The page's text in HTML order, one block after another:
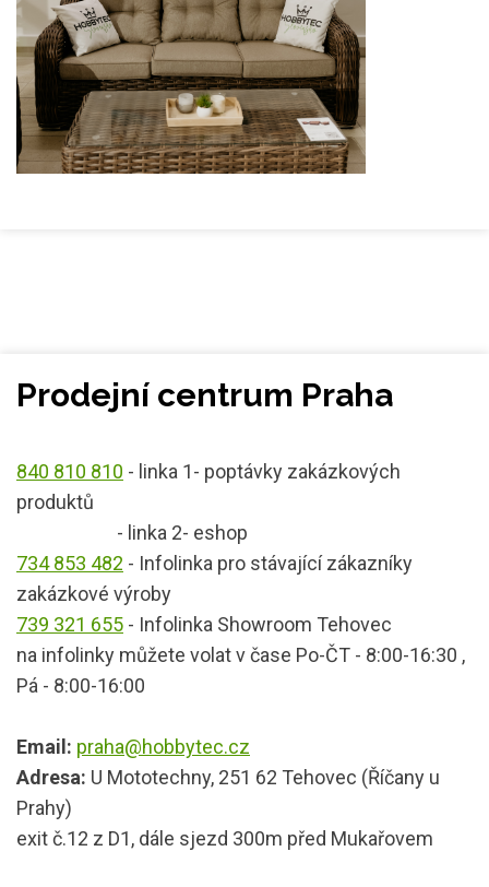
Prodejní centrum Praha
840 810 810 - linka 1- poptávky zakázkových
produktů
- linka 2- eshop
734 853 482 - Infolinka pro stávající zákazníky
zakázkové výroby
739 321 655 - Infolinka Showroom Tehovec
na infolinky můžete volat v čase Po-ČT - 8:00-16:30 ,
Pá - 8:00-16:00
Email: praha@hobbytec.cz
Adresa: U Mototechny, 251 62 Tehovec (Říčany u
Prahy)
exit č.12 z D1, dále sjezd 300m před Mukařovem